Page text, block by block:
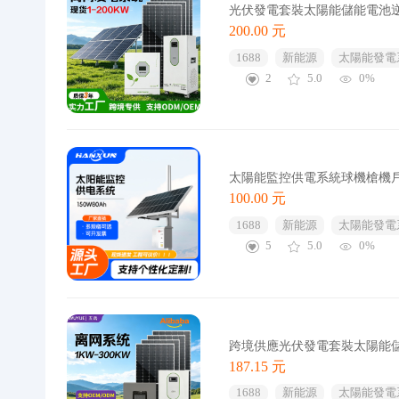
光伏發電套裝太陽能儲能電池
200.00 元
1688 新能源
太陽能發電
2
5.0 0%
太陽能監控供電系統球機槍機
100.00 元
1688 新能源
太陽能發電
5
5.0 0%
跨境供應光伏發電套裝太陽能
187.15 元
1688 新能源 太陽能發電